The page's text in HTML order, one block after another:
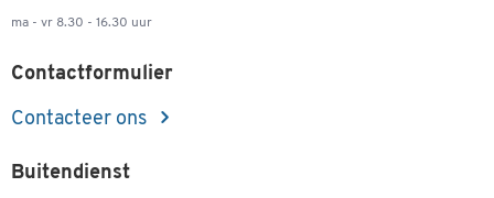
ma - vr 8.30 - 16.30 uur
Contactformulier
Contacteer ons
Buitendienst